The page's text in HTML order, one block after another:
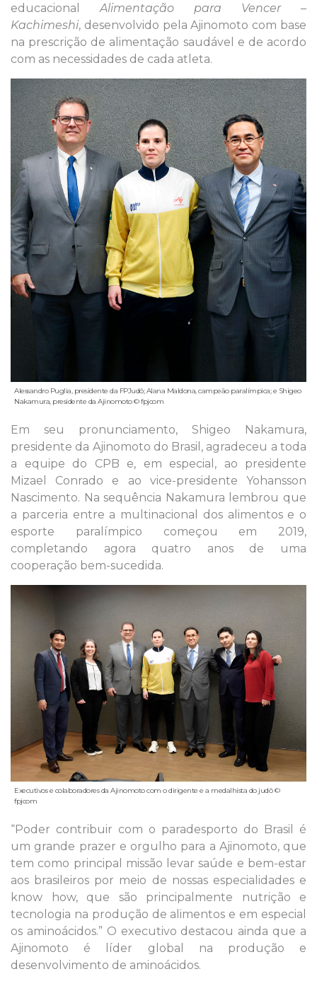
educacional Alimentação para Vencer –
Kachimeshi, desenvolvido pela Ajinomoto com base
na prescrição de alimentação saudável e de acordo
com as necessidades de cada atleta.
Alessandro Puglia, presidente da FPJudô; Alana Maldona, campeão paralímpica; e Shigeo
Nakamura, presidente da Ajinomoto © fpjcom
Em seu pronunciamento, Shigeo Nakamura,
presidente da Ajinomoto do Brasil, agradeceu a toda
a equipe do CPB e, em especial, ao presidente
Mizael Conrado e ao vice-presidente Yohansson
Nascimento. Na sequência Nakamura lembrou que
a parceria entre a multinacional dos alimentos e o
esporte paralímpico começou em 2019,
completando agora quatro anos de uma
cooperação bem-sucedida.
Executivos e colaboradores da Ajinomoto com o dirigente e a medalhista do judô ©
fpjcom
“Poder contribuir com o paradesporto do Brasil é
um grande prazer e orgulho para a Ajinomoto, que
tem como principal missão levar saúde e bem-estar
aos brasileiros por meio de nossas especialidades e
know how, que são principalmente nutrição e
tecnologia na produção de alimentos e em especial
os aminoácidos.” O executivo destacou ainda que a
Ajinomoto é líder global na produção e
desenvolvimento de aminoácidos.